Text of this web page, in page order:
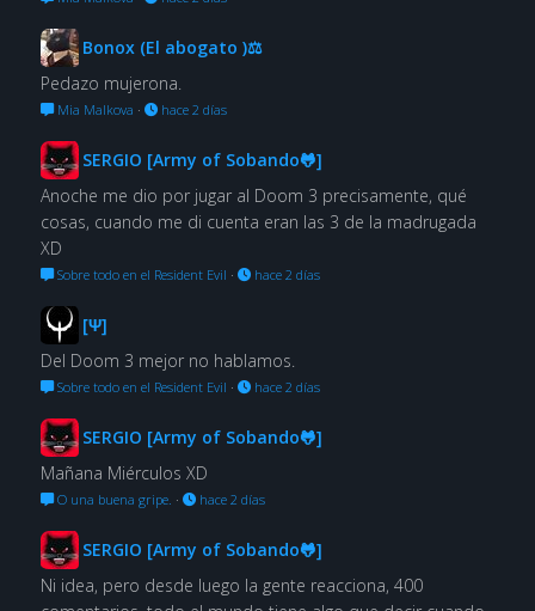
Bonox (El abogato )⚖
Pedazo mujerona.
Mia Malkova · hace 2 días
SERGIO [Army of Sobando🐸]
Anoche me dio por jugar al Doom 3 precisamente, qué
cosas, cuando me di cuenta eran las 3 de la madrugada
XD
Sobre todo en el Resident Evil · hace 2 días
[Ψ]
Del Doom 3 mejor no hablamos.
Sobre todo en el Resident Evil · hace 2 días
SERGIO [Army of Sobando🐸]
Mañana Miérculos XD
O una buena gripe. · hace 2 días
SERGIO [Army of Sobando🐸]
Ni idea, pero desde luego la gente reacciona, 400